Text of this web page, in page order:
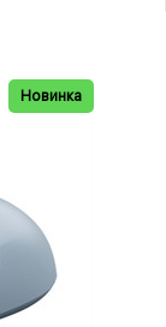
Новинка